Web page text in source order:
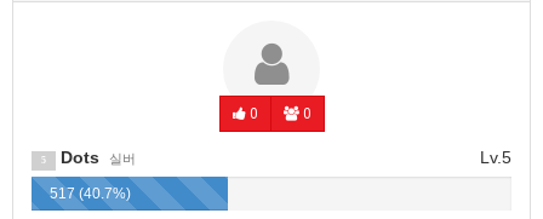
0 0
Lv.5
5 Dots 실버
517 (40.7%)